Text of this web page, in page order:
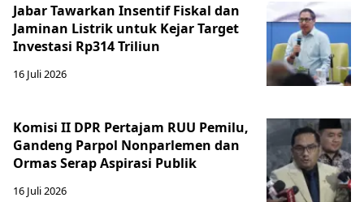
Jabar Tawarkan Insentif Fiskal dan
Jaminan Listrik untuk Kejar Target
Investasi Rp314 Triliun
16 Juli 2026
Komisi II DPR Pertajam RUU Pemilu,
Gandeng Parpol Nonparlemen dan
Ormas Serap Aspirasi Publik
16 Juli 2026